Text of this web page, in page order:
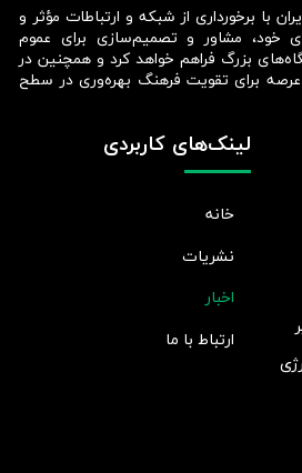
لینک‌های کاربردی
خانه
نشریات
اخبار
ارتباط با ما
با برخورداری از شبکه و ارتباطات مؤثر و
خود، مشاور و تصمیم‌سازی برای عموم
بزرگ فراهم خواهد کرد و همچنین در
عرصه برای تقویت فرهنگ بهره‌وری در سطح